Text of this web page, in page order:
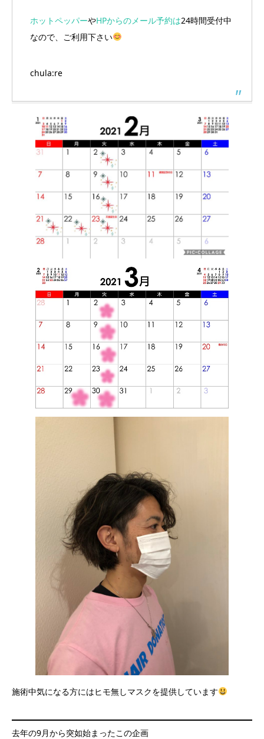
ホットペッパーやHPからのメール予約は24時間受付中
なので、ご利用下さい
chula:re
施術中気になる方にはヒモ無しマスクを提供しています
去年の9月から突如始まったこの企画